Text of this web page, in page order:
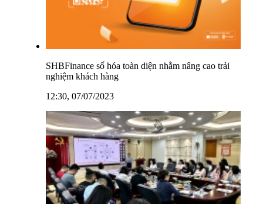
SHBFinance số hóa toàn diện nhằm nâng cao trải
nghiệm khách hàng
12:30, 07/07/2023